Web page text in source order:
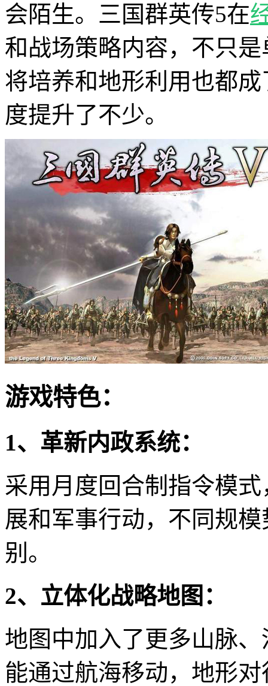
会陌生。三国群英传5在
和战场策略内容，不只
将培养和地形利用也都
度提升了不少。
游戏特色：
1、革新内政系统：
采用月度回合制指令模
展和军事行动，不同规
别。
2、立体化战略地图：
地图中加入了更多山脉
能通过航海移动，地形